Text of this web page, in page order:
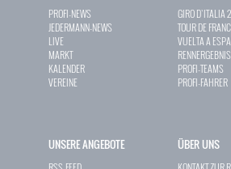
PROFI-NEWS
JEDERMANN-NEWS
LIVE
MARKT
KALENDER
VEREINE
GIRO D`ITALIA
TOUR DE
VUELTA A
PROFI-TEAMS
PROFI-FAHRER
UNSERE ANGEBOTE ÜBER UNS